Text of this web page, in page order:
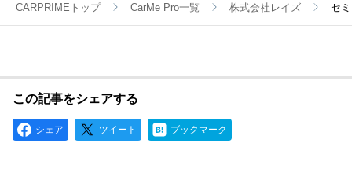
CARPRIMEトップ CarMe Pro一覧 株式会社レイズ セ
この記事をシェアする
シェア ツイート ブックマーク